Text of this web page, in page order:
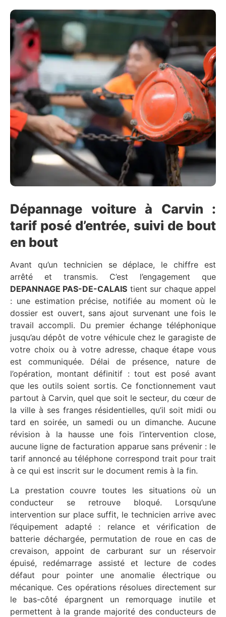
Dépannage voiture à Carvin :
tarif posé d’entrée, suivi de bout
en bout
Avant qu’un technicien se déplace, le chiffre est
arrêté et transmis. C’est l’engagement que
DEPANNAGE PAS-DE-CALAIS tient sur chaque appel
: une estimation précise, notifiée au moment où le
dossier est ouvert, sans ajout survenant une fois le
travail accompli. Du premier échange téléphonique
jusqu’au dépôt de votre véhicule chez le garagiste de
votre choix ou à votre adresse, chaque étape vous
est communiquée. Délai de présence, nature de
l’opération, montant définitif : tout est posé avant
que les outils soient sortis. Ce fonctionnement vaut
partout à Carvin, quel que soit le secteur, du cœur de
la ville à ses franges résidentielles, qu’il soit midi ou
tard en soirée, un samedi ou un dimanche. Aucune
révision à la hausse une fois l’intervention close,
aucune ligne de facturation apparue sans prévenir : le
tarif annoncé au téléphone correspond trait pour trait
à ce qui est inscrit sur le document remis à la fin.
La prestation couvre toutes les situations où un
conducteur se retrouve bloqué. Lorsqu’une
intervention sur place suffit, le technicien arrive avec
l’équipement adapté : relance et vérification de
batterie déchargée, permutation de roue en cas de
crevaison, appoint de carburant sur un réservoir
épuisé, redémarrage assisté et lecture de codes
défaut pour pointer une anomalie électrique ou
mécanique. Ces opérations résolues directement sur
le bas-côté épargnent un remorquage inutile et
permettent à la grande majorité des conducteurs de